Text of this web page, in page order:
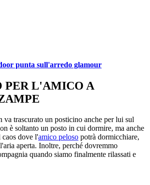
punta sull'arredo glamour
PER L'AMICO A
va trascurato un posticino anche per lui sul
è soltanto un posto in cui dormire, ma anche
dove l'amico peloso potrà dormicchiare,
aperta. Inoltre, perché dovremmo
quando siamo finalmente rilassati e